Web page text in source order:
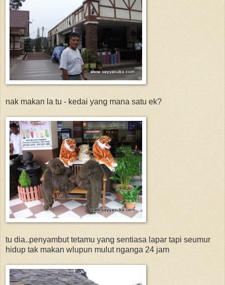
nak makan la tu - kedai yang mana satu ek?
tu dia..penyambut tetamu yang sentiasa lapar tapi seumur
hidup tak makan wlupun mulut nganga 24 jam